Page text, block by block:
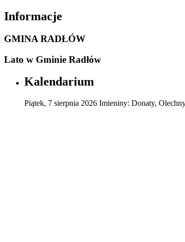
Informacje
GMINA RADŁÓW
Lato w Gminie Radłów
Kalendarium
Piątek, 7 sierpnia 2026 Imieniny: Donaty,